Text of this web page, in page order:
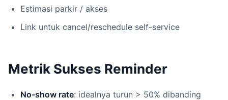
Estimasi parkir / akses
Link untuk cancel/reschedule self-service
Metrik Sukses Reminder
No-show rate: idealnya turun > 50% dibanding